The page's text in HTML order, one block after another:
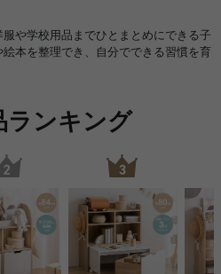
や学校用品までひとまとめにできる子
本を整理でき、自分でできる習慣を育
ランキング